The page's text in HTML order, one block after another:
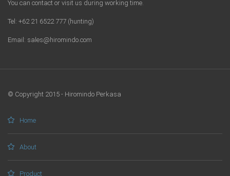
You can contact or visit us during working time.
Tel: +62 21 6522 777 (hunting)
Email: sales@hiromindo.com
© Copyright 2015 - Hiromindo Perkasa
Home
About
Product